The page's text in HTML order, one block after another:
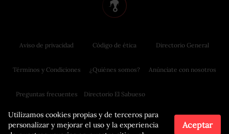
Utilizamos cookies propias y de terceros para
personalizar y mejorar el uso y la experiencia
Aceptar
Aviso de privacidad
Términos y Condiciones
Preguntas frecuentes
Código de ética
¿Quiénes somos?
Directorio El Sabueso
Directorio General
Anúnciate con nosotros